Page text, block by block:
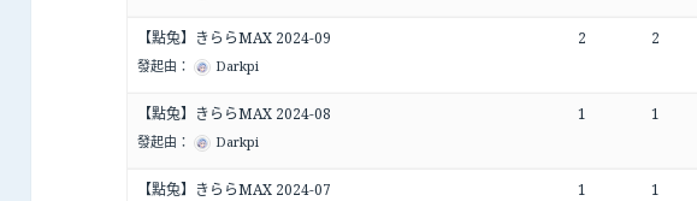
【點兔】きららMAX 2024-09
發起由： Darkpi
2 2
【點兔】きららMAX 2024-08
發起由： Darkpi
1 1
【點兔】きららMAX 2024-07 1 1